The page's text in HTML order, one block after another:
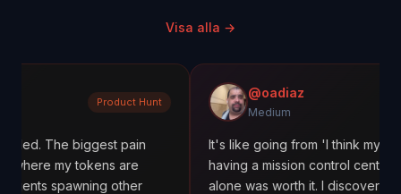
Visa alla →
biggest pain
tokens are
other
@oadiaz
Medium
It's like going from 'I think my agents are
having a mission control center. The cost
alone was worth it. I discovered one agent